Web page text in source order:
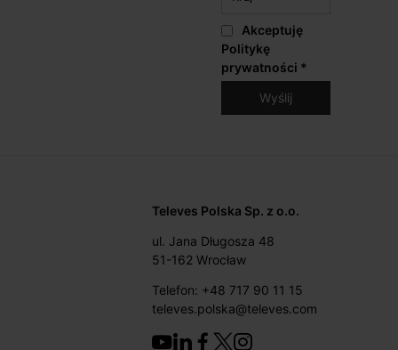
Akceptuję
Politykę
prywatności *
Televes Polska Sp. z o.o.
ul. Jana Długosza 48
51-162 Wrocław
Telefon: +48 717 90 11 15
televes.polska@televes.com